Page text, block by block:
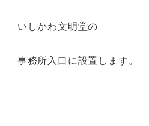
いしかわ文明堂の
事務所入口に設置します。